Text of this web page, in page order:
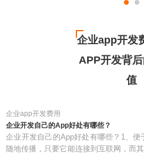
企业app开发
APP开发背
值
企业app开发费用
企业开发自己的App好处有哪些？
企业开发自己的App好处有哪些？1、
随地传播，只要它能连接到互联网，而